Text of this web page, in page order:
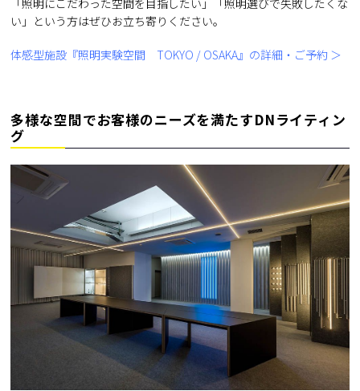
「照明にこだわった空間を目指したい」「照明選びで失敗したくな
い」という方はぜひお立ち寄りください。
体感型施設『照明実験空間 TOKYO / OSAKA』の詳細・ご予約 ＞
多様な空間でお客様のニーズを満たすDNライティン
グ